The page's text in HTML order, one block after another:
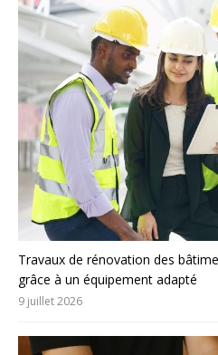
Travaux de rénovation des
grâce à un équipement adapté
9 juillet 2026